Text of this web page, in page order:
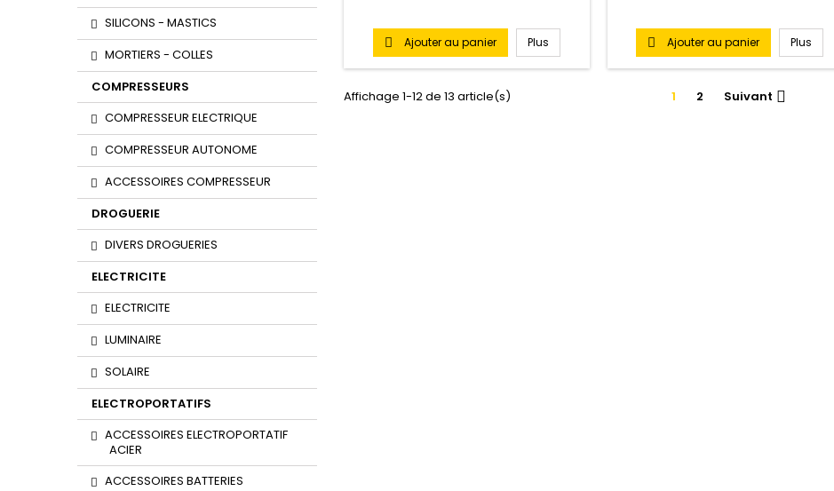
SILICONS - MASTICS
MORTIERS - COLLES
COMPRESSEURS
COMPRESSEUR ELECTRIQUE
COMPRESSEUR AUTONOME
ACCESSOIRES COMPRESSEUR
DROGUERIE
DIVERS DROGUERIES
ELECTRICITE
ELECTRICITE
LUMINAIRE
SOLAIRE
ELECTROPORTATIFS
ACCESSOIRES ELECTROPORTATIF
ACIER
ACCESSOIRES BATTERIES
 Ajouter au panier Plus  Ajouter au panier Plus
Affichage 1-12 de 13 article(s) 1 2 Suivant 